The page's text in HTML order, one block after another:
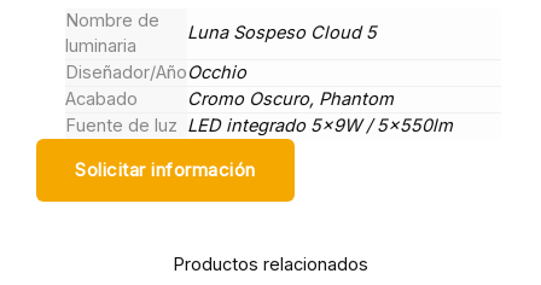
Nombre de
luminaria
Luna Sospeso Cloud 5
Diseñador/AñoOcchio
Acabado
Cromo Oscuro, Phantom
Fuente de luz LED integrado 5x9W / 5x550lm
Solicitar información
Productos relacionados